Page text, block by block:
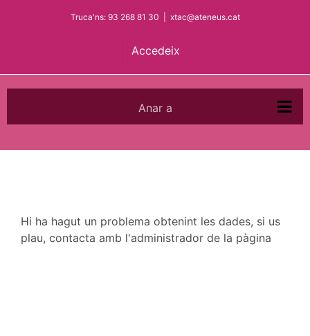
Truca'ns: 93 268 81 30 xtac@ateneus.cat
Accedeix
Anar a
Hi ha hagut un problema obtenint les dades, si us
plau, contacta amb l'administrador de la pàgina